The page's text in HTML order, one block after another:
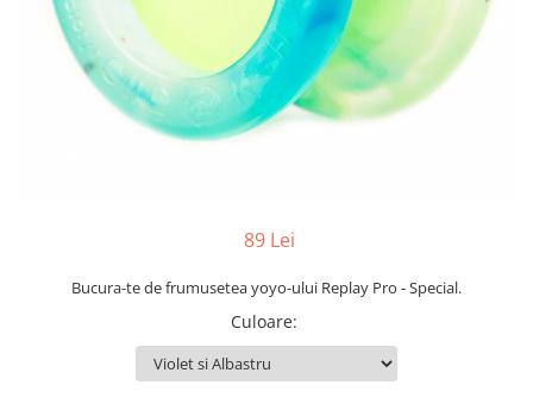
89 Lei
Bucura-te de frumusetea yoyo-ului Replay Pro - Special.
Culoare: